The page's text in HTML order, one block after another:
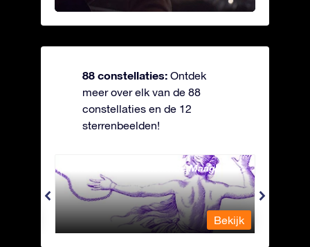
88 constellaties: Ontdek
meer over elk van de 88
constellaties en de 12
sterrenbeelden!
Andromeda - Geketende Maagd
Bekijk